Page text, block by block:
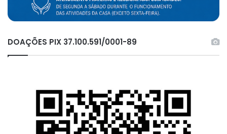
DOAÇÕES PIX 37.100.591/0001-89